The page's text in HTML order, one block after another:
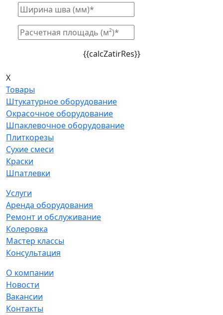
{{calcZatirRes}}
X
Товары
Штукатурное оборудование
Окрасочное оборудование
Шпаклевочное оборудование
Плиткорезы
Сухие смеси
Краски
Шпатлевки
Услуги
Аренда оборудования
Ремонт и обслуживание
Колеровка
Мастер классы
Консультация
О компании
Новости
Вакансии
Контакты